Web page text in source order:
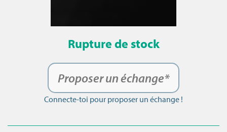
Rupture de stock
Proposer un échange*
Connecte-toi pour proposer un échange !